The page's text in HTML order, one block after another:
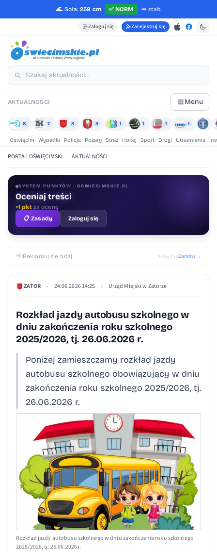
🌊 Soła: 258 cm ✅NORM ➡️ stab.
Zaloguj się Zarejestruj się
AKTUALNOŚCI Menu
8 7 3 3 1 1 1 1
Oświęcim Wypadki Policja Pożary Straż Hokej Sport Drogi Utrudnienia
PORTAL OŚWIĘCIMSKI | AKTUALNOŚCI
SYSTEM PUNKTÓW · OSWIECIMSKIE.PL
Oceniaj treści
+1 pktza ocenę
📋 Zasady
Zaloguj się
📢Reklamuj się tutaj 970×250Zamów →
ZATOR • 24.06.2026 14:25 • Urząd Miejski w Zatorze
Rozkład jazdy autobusu szkolnego w
dniu zakończenia roku szkolnego
2025/2026, tj. 26.06.2026 r.
Poniżej zamieszczamy rozkład jazdy
autobusu szkolnego obowiązujący w dniu
zakończenia roku szkolnego 2025/2026, tj.
26.06.2026 r.
Rozkład jazdy autobusu szkolnego w dniu zakończenia roku szkolnego
2025/2026, tj. 26.06.2026 r.